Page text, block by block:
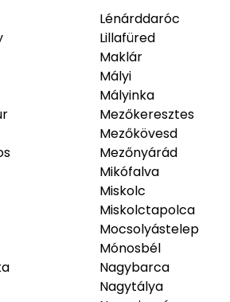
Lénárddaróc
Lillafüred
Maklár
Mályi
Mályinka
Mezőkeresztes
Mezőkövesd
Mezőnyárád
Mikófalva
Miskolc
Miskolctapolca
Mocsolyástelep
Mónosbél
Nagybarca
Nagytálya